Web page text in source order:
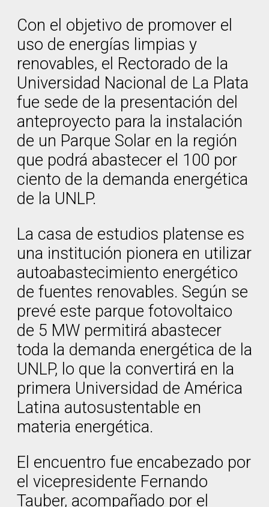
Con el objetivo de promover el
uso de energías limpias y
renovables, el Rectorado de la
Universidad Nacional de La Plata
fue sede de la presentación del
anteproyecto para la instalación
de un Parque Solar en la región
que podrá abastecer el 100 por
ciento de la demanda energética
de la UNLP.
La casa de estudios platense es
una institución pionera en utilizar
autoabastecimiento energético
de fuentes renovables. Según se
prevé este parque fotovoltaico
de 5 MW permitirá abastecer
toda la demanda energética de la
UNLP, lo que la convertirá en la
primera Universidad de América
Latina autosustentable en
materia energética.
El encuentro fue encabezado por
el vicepresidente Fernando
Tauber, acompañado por el